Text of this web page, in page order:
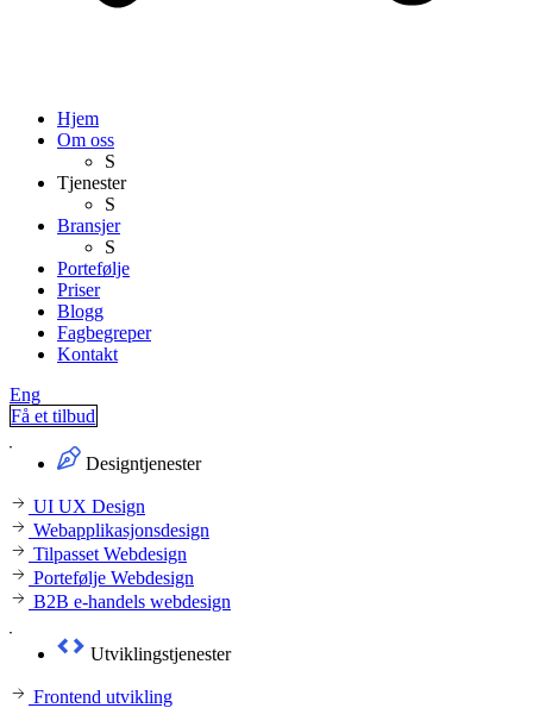
Hjem
Om oss
S
Tjenester
S
Bransjer
S
Portefølje
Priser
Blogg
Fagbegreper
Kontakt
Eng
Få et tilbud
Designtjenester
UI UX Design
Webapplikasjonsdesign
Tilpasset Webdesign
Portefølje Webdesign
B2B e-handels webdesign
Utviklingstjenester
Frontend utvikling